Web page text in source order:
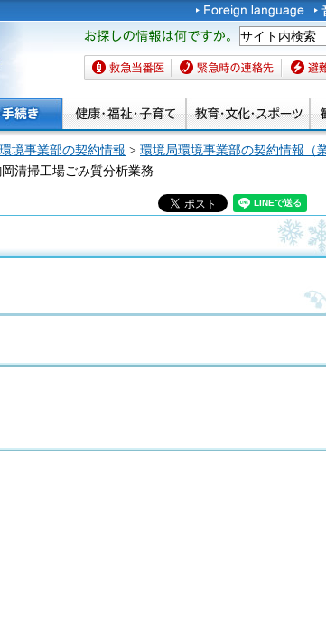
お探しの情報は何です
か。
救急当番医 緊急時の連絡先 避難場
境事業部の契約情報 > 環境局環境事業部の契約情報（
清掃工場ごみ質分析業務